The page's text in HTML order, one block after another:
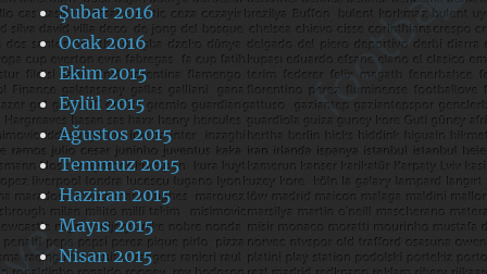
Şubat 2016
Ocak 2016
Ekim 2015
Eylül 2015
Ağustos 2015
Temmuz 2015
Haziran 2015
Mayıs 2015
Nisan 2015